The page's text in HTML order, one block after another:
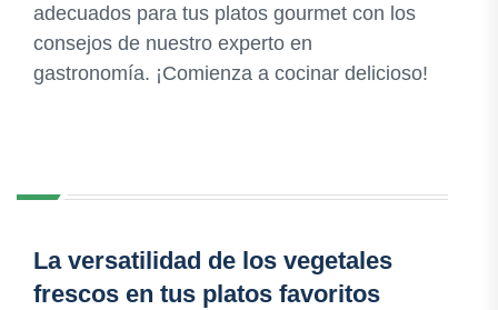
adecuados para tus platos gourmet con los
consejos de nuestro experto en
gastronomía. ¡Comienza a cocinar delicioso!
La versatilidad de los vegetales
frescos en tus platos favoritos